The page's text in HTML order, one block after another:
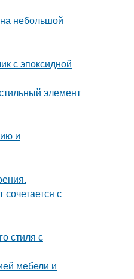
на небольшой
с эпоксидной
элемент
и
с
стиля с
мебели и